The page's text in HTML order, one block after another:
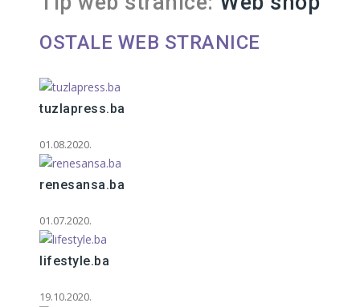
OSTALE WEB STRANICE
tuzlapress.ba
01.08.2020.
renesansa.ba
01.07.2020.
lifestyle.ba
19.10.2020.